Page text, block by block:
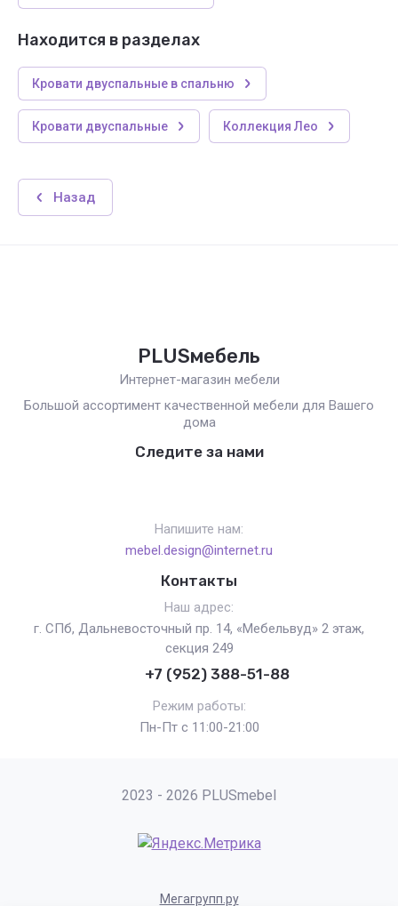
Находится в разделах
Кровати двуспальные в спальню
Кровати двуспальные Коллекция Лео
Назад
PLUSмебель
Интернет-магазин мебели
Большой ассортимент качественной мебели для Вашего
дома
Следите за нами
Напишите нам:
mebel.design@internet.ru
Контакты
Наш адрес:
г. СПб, Дальневосточный пр. 14, «Мебельвуд» 2 этаж,
секция 249
+7 (952) 388-51-88
Режим работы:
Пн-Пт с 11:00-21:00
2023 - 2026 PLUSmebel
Мегагрупп.ру